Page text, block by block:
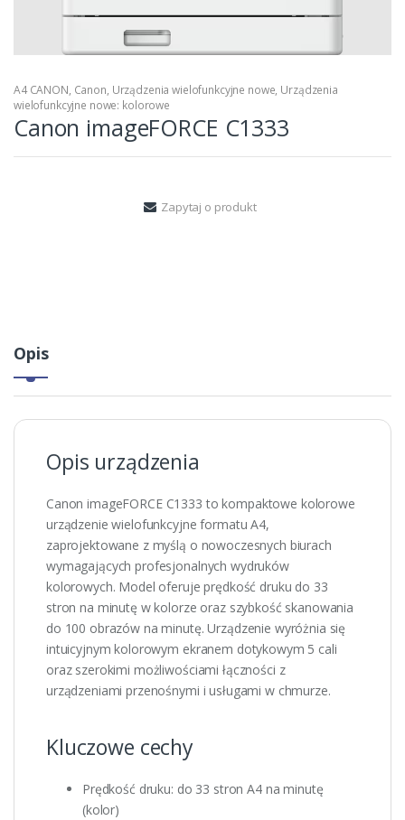
A4 CANON, Canon, Urządzenia wielofunkcyjne nowe, Urządzenia
wielofunkcyjne nowe: kolorowe
Canon imageFORCE C1333
Zapytaj o produkt
Opis
Opis urządzenia
Canon imageFORCE C1333 to kompaktowe kolorowe
urządzenie wielofunkcyjne formatu A4,
zaprojektowane z myślą o nowoczesnych biurach
wymagających profesjonalnych wydruków
kolorowych. Model oferuje prędkość druku do 33
stron na minutę w kolorze oraz szybkość skanowania
do 100 obrazów na minutę. Urządzenie wyróżnia się
intuicyjnym kolorowym ekranem dotykowym 5 cali
oraz szerokimi możliwościami łączności z
urządzeniami przenośnymi i usługami w chmurze.
Kluczowe cechy
Prędkość druku: do 33 stron A4 na minutę
(kolor)